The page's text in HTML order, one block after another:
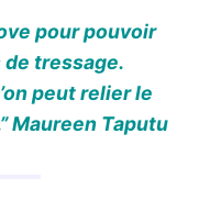
pour pouvoir
de tressage.
peut relier le
Maureen Taputu